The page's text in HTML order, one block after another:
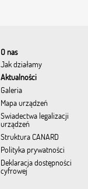
O nas
Jak działamy
Aktualności
Galeria
Mapa urządzeń
Świadectwa legalizacji
urządzeń
Struktura CANARD
Polityka prywatności
Deklaracja dostępności
cyfrowej